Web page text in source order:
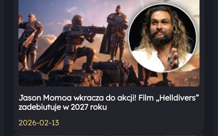
Jason Momoa wkracza do akcji! Film „Helldivers”
zadebiutuje w 2027 roku
2026-02-13